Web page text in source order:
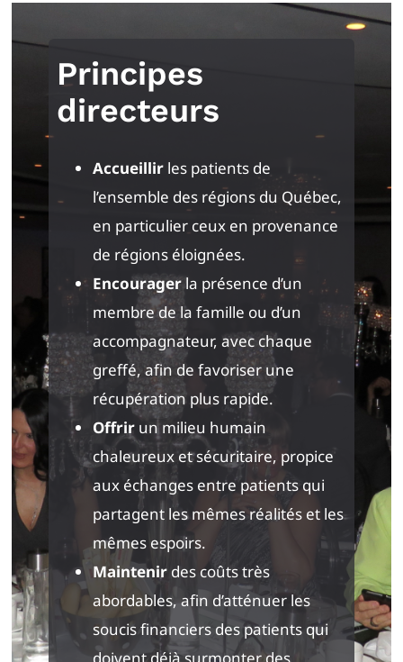
Principes
directeurs
Accueillir les patients de
l’ensemble des régions du Québec,
en particulier ceux en provenance
de régions éloignées.
Encouragerla présence d’un
membre de la famille ou d’un
accompagnateur, avec chaque
greffé, afin de favoriser une
récupération plus rapide.
Offrir un milieu humain
chaleureux et sécuritaire, propice
aux échanges entre patients qui
partagent les mêmes réalités et les
mêmes espoirs.
Maintenir des coûts très
abordables, afin d’atténuer les
soucis financiers des patients qui